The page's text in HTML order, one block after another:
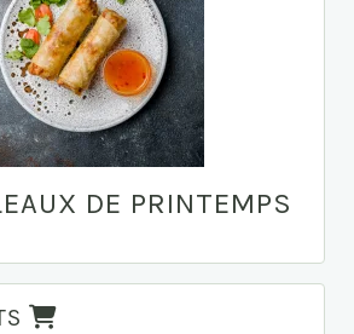
DE PRINTEMPS